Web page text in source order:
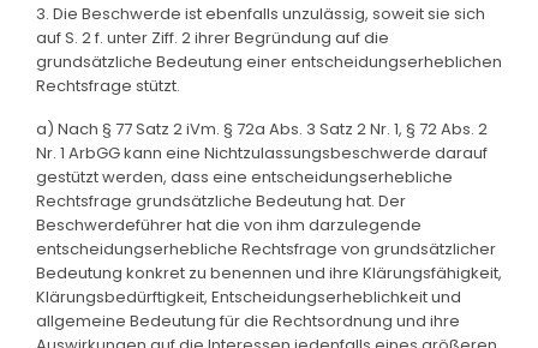
3. Die Beschwerde ist ebenfalls unzulässig, soweit sie sich
auf S. 2 f. unter Ziff. 2 ihrer Begründung auf die
grundsätzliche Bedeutung einer entscheidungserheblichen
Rechtsfrage stützt.
a) Nach § 77 Satz 2 iVm. § 72a Abs. 3 Satz 2 Nr. 1, § 72 Abs. 2
Nr. 1 ArbGG kann eine Nichtzulassungsbeschwerde darauf
gestützt werden, dass eine entscheidungserhebliche
Rechtsfrage grundsätzliche Bedeutung hat. Der
Beschwerdeführer hat die von ihm darzulegende
entscheidungserhebliche Rechtsfrage von grundsätzlicher
Bedeutung konkret zu benennen und ihre Klärungsfähigkeit,
Klärungsbedürftigkeit, Entscheidungserheblichkeit und
allgemeine Bedeutung für die Rechtsordnung und ihre